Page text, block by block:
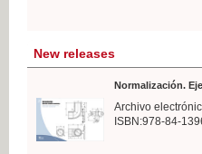
New releases
Normalización.
Archivo
ISBN:978-84-